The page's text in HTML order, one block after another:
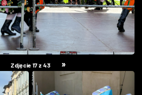
Zdjęcie 17 z 43 »